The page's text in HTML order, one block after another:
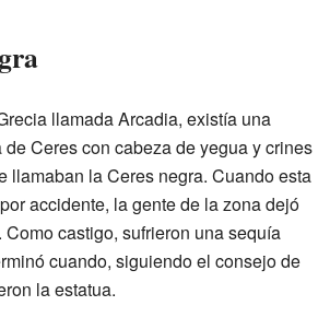
llamada Arcadia, existía una
Ceres con cabeza de yegua y crines
llamaban la Ceres negra. Cuando esta
accidente, la gente de la zona dejó
castigo, sufrieron una sequía
cuando, siguiendo el consejo de
la estatua.